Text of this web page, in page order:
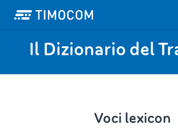
Il Dizionario del
Voci lexicon